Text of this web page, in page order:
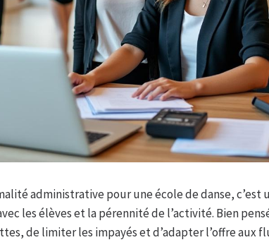
administrative pour une école de danse, c’est
les élèves et la pérennité de l’activité. Bien
de limiter les impayés et d’adapter l’offre aux